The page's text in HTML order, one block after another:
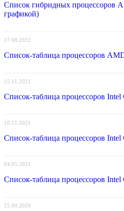
Список гибридных процессоров
графикой)
17.08.2022
Список-таблица процессоров
15.11.2021
Список-таблица процессоров
10.11.2021
Список-таблица процессоров
04.05.2021
Список-таблица процессоров
15.09.2020